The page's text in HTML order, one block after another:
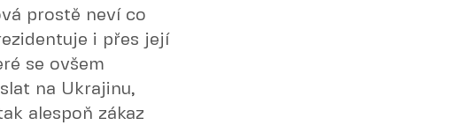
prostě neví co
i přes její
se ovšem
na Ukrajinu,
alespoň zákaz